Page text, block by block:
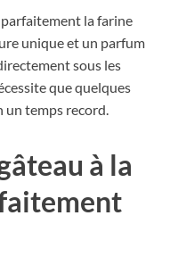
parfaitement la farine
unique et un parfum
sous les
que quelques
un temps record.
à la